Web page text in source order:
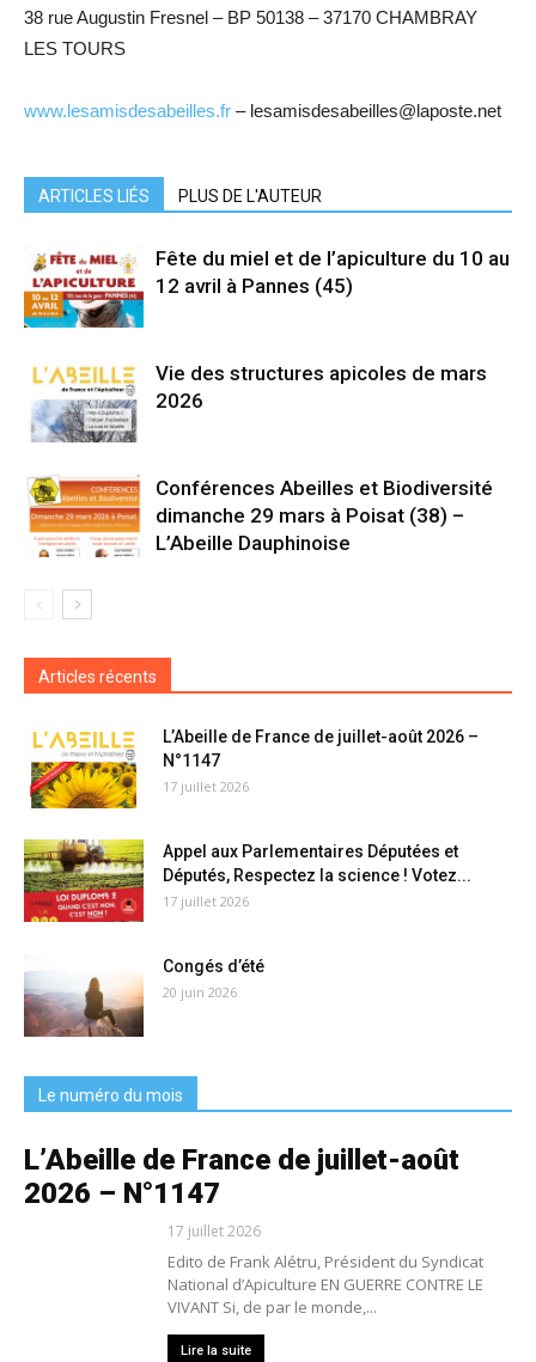
38 rue Augustin Fresnel – BP 50138 – 37170 CHAMBRAY
LES TOURS
www.lesamisdesabeilles.fr – lesamisdesabeilles@laposte.net
ARTICLES LIÉS PLUS DE L'AUTEUR
Fête du miel et de l’apiculture du 10 au
12 avril à Pannes (45)
Vie des structures apicoles de mars
2026
Conférences Abeilles et Biodiversité
dimanche 29 mars à Poisat (38) –
L’Abeille Dauphinoise
Articles récents
L’Abeille de France de juillet-août 2026 –
N°1147
17 juillet 2026
Appel aux Parlementaires Députées et
Députés, Respectez la science ! Votez...
17 juillet 2026
Congés d’été
20 juin 2026
Le numéro du mois
L’Abeille de France de juillet-août
2026 – N°1147
17 juillet 2026
Edito de Frank Alétru, Président du Syndicat
National d’Apiculture EN GUERRE CONTRE LE
VIVANT Si, de par le monde,...
Lire la suite